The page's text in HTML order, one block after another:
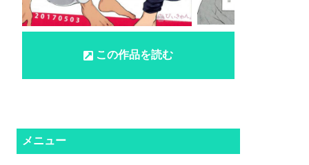
この作品を読む
メニュー